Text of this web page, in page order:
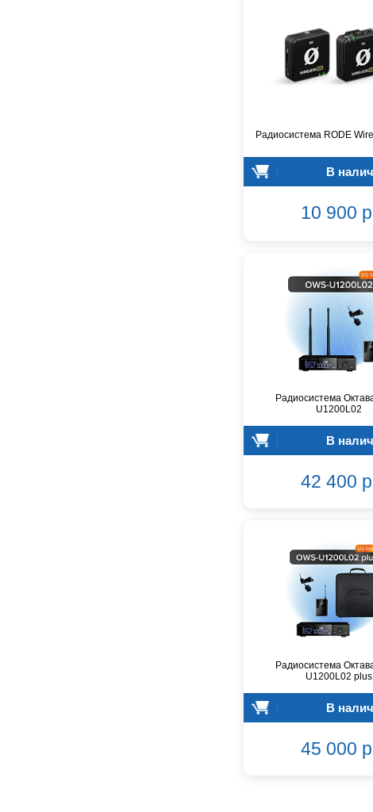
Радиосистема RODE
В
10 900
Радиосистема
U1200L02
В
42 400
Радиосистема
U1200L02 plus
В
45 000